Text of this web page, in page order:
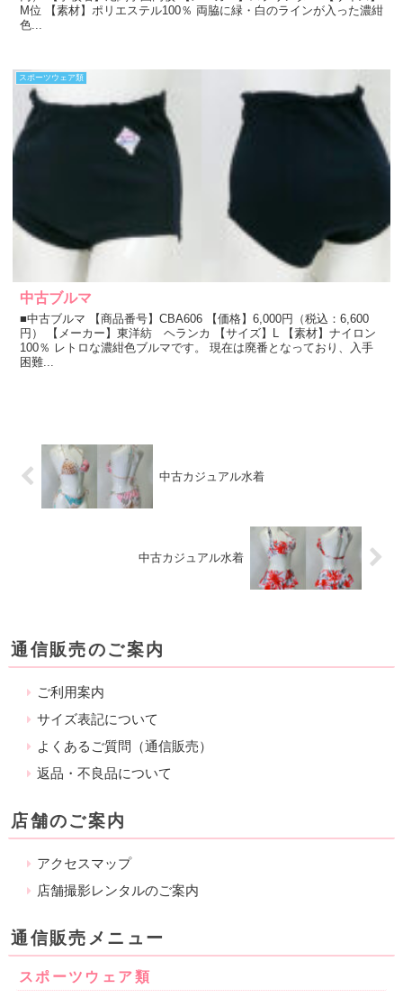
M位 【素材】ポリエステル100％ 両脇に緑・白のラインが入った濃紺
色...
スポーツウェア類
中古ブルマ
■中古ブルマ 【商品番号】CBA606 【価格】6,000円（税込：6,600
円） 【メーカー】東洋紡 ヘランカ 【サイズ】L 【素材】ナイロン
100％ レトロな濃紺色ブルマです。 現在は廃番となっており、入手
困難...
中古カジュアル水着
中古カジュアル水着
通信販売のご案内
ご利用案内
サイズ表記について
よくあるご質問（通信販売）
返品・不良品について
店舗のご案内
アクセスマップ
店舗撮影レンタルのご案内
通信販売メニュー
スポーツウェア類